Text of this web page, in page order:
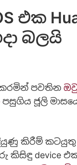
එක
බලයි
කරමින් පවතින
පසුගිය ජූලි
කිරීම් කටයුතු
කිසිඳු device